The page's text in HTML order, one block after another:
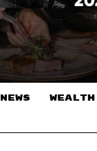
NEWS WEALTH